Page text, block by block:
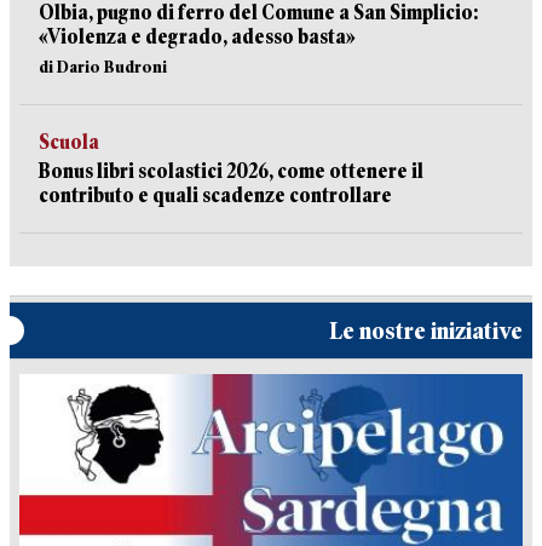
Olbia, pugno di ferro del Comune a San Simplicio:
«Violenza e degrado, adesso basta»
di Dario Budroni
Scuola
Bonus libri scolastici 2026, come ottenere il
contributo e quali scadenze controllare
Le nostre iniziative